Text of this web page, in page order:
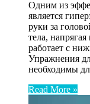
Одним из
является
руки за
тела,
работает с
Упражнения
необходимы
Read More »